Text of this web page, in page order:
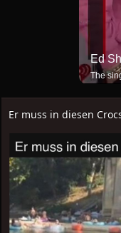
Er muss in diesen